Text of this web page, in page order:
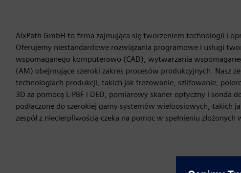
AixPath GmbH to firma zajmująca się tworzeniem technologii i
Oferujemy niestandardowe rozwiązania programowe i usługi
wspomaganego komputerowo (CAD), wytwarzania
(AM) obejmujące szeroki zakres procesów produkcyjnych. Nasz
technologiach produkcji, takich jak frezowanie, szlifowanie,
3D za pomocą L-PBF i DED, pomiarowy skaner optyczny i sonda
podłączone do szerokiej gamy systemów wieloosiowych, takich
zespół z niecierpliwością czeka na pomoc w spełnieniu złożonych